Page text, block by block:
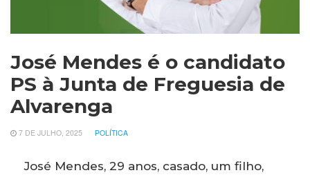
José Mendes é o candidato
PS à Junta de Freguesia de
Alvarenga
7 DE JULHO, 2025 POLÍTICA
José Mendes, 29 anos, casado, um filho,